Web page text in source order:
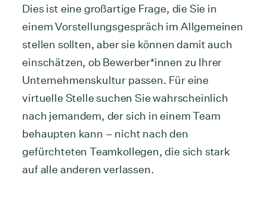
Dies ist eine großartige Frage, die Sie in
einem Vorstellungsgespräch im Allgemeinen
stellen sollten, aber sie können damit auch
einschätzen, ob Bewerber*innen zu Ihrer
Unternehmenskultur passen. Für eine
virtuelle Stelle suchen Sie wahrscheinlich
nach jemandem, der sich in einem Team
behaupten kann – nicht nach den
gefürchteten Teamkollegen, die sich stark
auf alle anderen verlassen.